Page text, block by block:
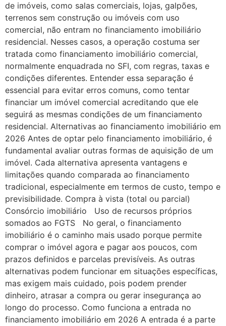
de imóveis, como salas comerciais, lojas, galpões,
terrenos sem construção ou imóveis com uso
comercial, não entram no financiamento imobiliário
residencial. Nesses casos, a operação costuma ser
tratada como financiamento imobiliário comercial,
normalmente enquadrada no SFI, com regras, taxas e
condições diferentes. Entender essa separação é
essencial para evitar erros comuns, como tentar
financiar um imóvel comercial acreditando que ele
seguirá as mesmas condições de um financiamento
residencial. Alternativas ao financiamento imobiliário em
2026 Antes de optar pelo financiamento imobiliário, é
fundamental avaliar outras formas de aquisição de um
imóvel. Cada alternativa apresenta vantagens e
limitações quando comparada ao financiamento
tradicional, especialmente em termos de custo, tempo e
previsibilidade. Compra à vista (total ou parcial)
Consórcio imobiliário Uso de recursos próprios
somados ao FGTS No geral, o financiamento
imobiliário é o caminho mais usado porque permite
comprar o imóvel agora e pagar aos poucos, com
prazos definidos e parcelas previsíveis. As outras
alternativas podem funcionar em situações específicas,
mas exigem mais cuidado, pois podem prender
dinheiro, atrasar a compra ou gerar insegurança ao
longo do processo. Como funciona a entrada no
financiamento imobiliário em 2026 A entrada é a parte